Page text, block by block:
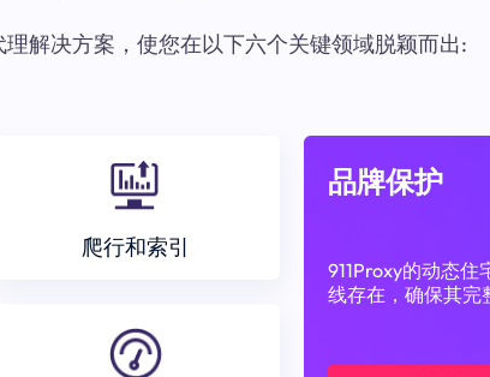
理解决方案，使您在以下六个关键领域脱颖而出:
爬行和索引
品牌保护
911Proxy的动态
线存在，确保其完